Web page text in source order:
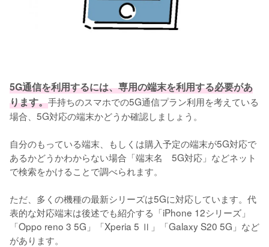
5G通信を利用するには、専用の端末を利用する必要があ
ります。手持ちのスマホでの5G通信プラン利用を考えている
場合、5G対応の端末かどうか確認しましょう。
自分のもっている端末、もしくは購入予定の端末が5G対応で
あるかどうかわからない場合「端末名　5G対応」などネット
で検索をかけることで調べられます。
ただ、多くの機種の最新シリーズは5Gに対応しています。代
表的な対応端末は後述でも紹介する「iPhone 12シリーズ」
「Oppo reno 3 5G」「Xperia 5 Ⅱ」「Galaxy S20 5G」など
があります。